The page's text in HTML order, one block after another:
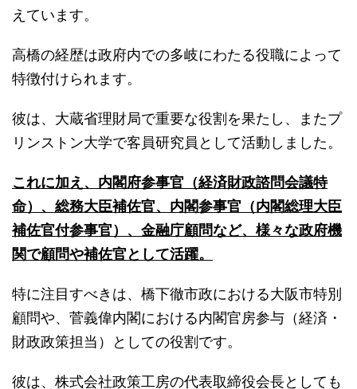
えています。
高橋の経歴は政府内での多岐にわたる役職によって
特徴付けられます。
彼は、大蔵省理財局で重要な役割を果たし、またプ
リンストン大学で客員研究員として活動しました。
これに加え、内閣府参事官（経済財政諮問会議特
命）、総務大臣補佐官、内閣参事官（内閣総理大臣
補佐官付参事官）、金融庁顧問など、様々な政府機
関で顧問や補佐官として活躍。
特に注目すべきは、橋下徹市政における大阪市特別
顧問や、菅義偉内閣における内閣官房参与（経済・
財政政策担当）としての役割です。
彼は、株式会社政策工房の代表取締役会長としても